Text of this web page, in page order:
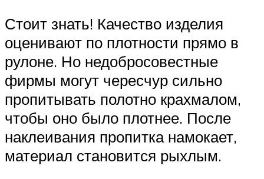
Стоит знать! Качество изделия
оценивают по плотности прямо в
рулоне. Но недобросовестные
фирмы могут чересчур сильно
пропитывать полотно крахмалом,
чтобы оно было плотнее. После
наклеивания пропитка намокает,
материал становится рыхлым.